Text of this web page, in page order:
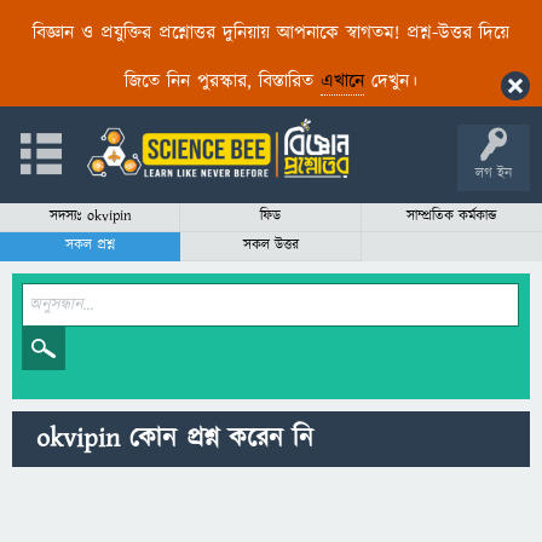
বিজ্ঞান ও প্রযুক্তির প্রশ্নোত্তর দুনিয়ায় আপনাকে স্বাগতম! প্রশ্ন-উত্তর দিয়ে
জিতে নিন পুরস্কার, বিস্তারিত এখানেদেখুন।
লগ ইন
সদস্যঃ okvipin ফিড
সাম্প্রতিক কর্মকান্ড
সকল প্রশ্ন
সকল উত্তর
okvipin কোন প্রশ্ন করেন নি